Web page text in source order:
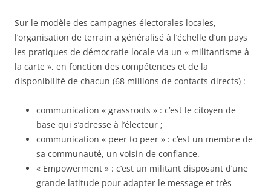
Sur le modèle des campagnes électorales locales,
l’organisation de terrain a généralisé à l’échelle d’un pays
les pratiques de démocratie locale via un « militantisme à
la carte », en fonction des compétences et de la
disponibilité de chacun (68 millions de contacts directs) :
communication « grassroots » : c’est le citoyen de
base qui s’adresse à l’électeur ;
communication « peer to peer » : c’est un membre de
sa communauté, un voisin de confiance.
« Empowerment » : c’est un militant disposant d’une
grande latitude pour adapter le message et très